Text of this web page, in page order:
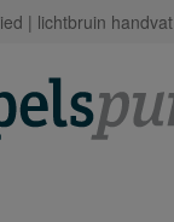
| lichtbruin handvat